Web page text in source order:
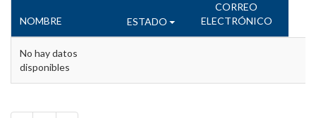
NOMBRE ESTADO
CORREO
ELECTRÓNICO
No hay datos
disponibles